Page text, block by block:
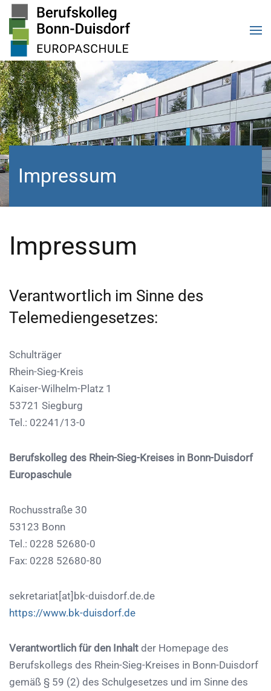
Zum Hauptinhalt springen
Impressum
Impressum
Verantwortlich im Sinne des
Telemediengesetzes:
Schulträger
Rhein-Sieg-Kreis
Kaiser-Wilhelm-Platz 1
53721 Siegburg
Tel.: 02241/13-0
Berufskolleg des Rhein-Sieg-Kreises in Bonn-Duisdorf
Europaschule
Rochusstraße 30
53123 Bonn
Tel.: 0228 52680-0
Fax: 0228 52680-80
sekretariat[at]bk-duisdorf.de.de
https://www.bk-duisdorf.de
Verantwortlich für den Inhalt der Homepage des
Berufskollegs des Rhein-Sieg-Kreises in Bonn-Duisdorf
gemäß § 59 (2) des Schulgesetzes und im Sinne des